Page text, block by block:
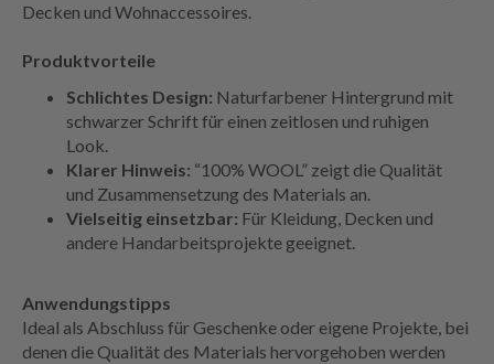
Decken und Wohnaccessoires.
Produktvorteile
Schlichtes Design: Naturfarbener Hintergrund mit
schwarzer Schrift für einen zeitlosen und ruhigen
Look.
Klarer Hinweis: “100% WOOL” zeigt die Qualität
und Zusammensetzung des Materials an.
Vielseitig einsetzbar: Für Kleidung, Decken und
andere Handarbeitsprojekte geeignet.
Anwendungstipps
Ideal als Abschluss für Geschenke oder eigene Projekte, bei
denen die Qualität des Materials hervorgehoben werden